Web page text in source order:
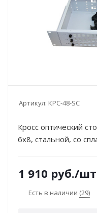
Артикул: КРС-48-SC
Кросс оптический
6х8, стальной, со
1 910 руб./шт
Есть в наличии (29)